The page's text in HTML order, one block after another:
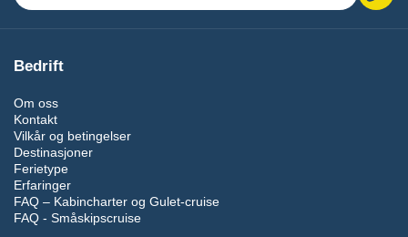
Bedrift
Om oss
Kontakt
Vilkår og betingelser
Destinasjoner
Ferietype
Erfaringer
FAQ – Kabincharter og Gulet-cruise
FAQ - Småskipscruise